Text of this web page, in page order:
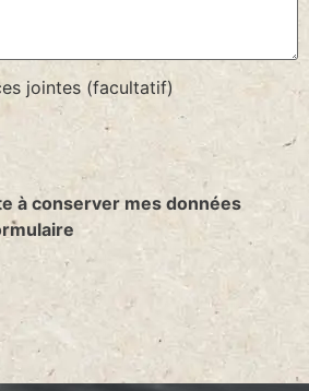
jointes (facultatif)
à conserver mes données